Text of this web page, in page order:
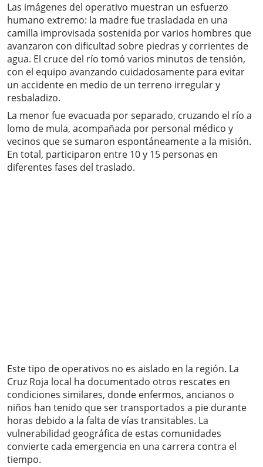
Las imágenes del operativo muestran un esfuerzo
humano extremo: la madre fue trasladada en una
camilla improvisada sostenida por varios hombres que
avanzaron con dificultad sobre piedras y corrientes de
agua. El cruce del río tomó varios minutos de tensión,
con el equipo avanzando cuidadosamente para evitar
un accidente en medio de un terreno irregular y
resbaladizo.
La menor fue evacuada por separado, cruzando el río a
lomo de mula, acompañada por personal médico y
vecinos que se sumaron espontáneamente a la misión.
En total, participaron entre 10 y 15 personas en
diferentes fases del traslado.
Este tipo de operativos no es aislado en la región. La
Cruz Roja local ha documentado otros rescates en
condiciones similares, donde enfermos, ancianos o
niños han tenido que ser transportados a pie durante
horas debido a la falta de vías transitables. La
vulnerabilidad geográfica de estas comunidades
convierte cada emergencia en una carrera contra el
tiempo.